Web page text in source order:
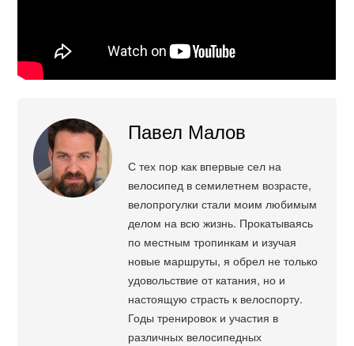
Павел Малов
С тех пор как впервые сел на
велосипед в семилетнем возрасте,
велопрогулки стали моим любимым
делом на всю жизнь. Прокатываясь
по местным тропинкам и изучая
новые маршруты, я обрел не только
удовольствие от катания, но и
настоящую страсть к велоспорту.
Годы тренировок и участия в
различных велосипедных